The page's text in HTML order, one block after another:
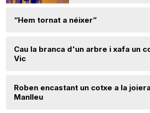
“Hem tornat a néixer”
Cau la branca d'un arbre i xafa un
Vic
Roben encastant un cotxe a la
Manlleu